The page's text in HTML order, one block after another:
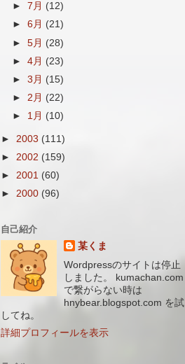
►7月 (12)
►6月 (21)
►5月 (28)
►4月 (23)
►3月 (15)
► 2月 (22)
► 1月 (10)
► 2003 (111)
► 2002 (159)
► 2001 (60)
► 2000 (96)
自己紹介
某くま
Wordpressのサイトは停止
しました。 kumachan.com
で繋がらない時は
hnybear.blogspot.com を試
してね。
詳細プロフィールを表示